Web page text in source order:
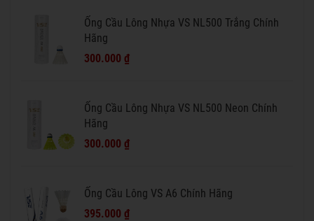
Ống Cầu Lông Nhựa VS NL500 Trắng Chính
Hãng
300.000 ₫
Ống Cầu Lông Nhựa VS NL500 Neon Chính
Hãng
300.000 ₫
Ống Cầu Lông VS A6 Chính Hãng
395.000 ₫